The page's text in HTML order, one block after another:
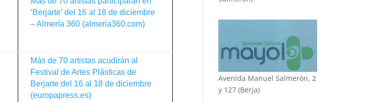
‘Berjarte’ del 16 al 18 de diciembre
– Almería 360 (almeria360.com)
Más de 70 artistas acudirán al
Festival de Artes Plásticas de
Berjarte del 16 al 18 de diciembre
(europapress.es)
Avenida Manuel Salmerón, 2
y 127 (Berja)